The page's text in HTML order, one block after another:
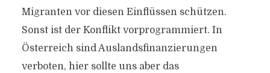
Migranten vor diesen Einflüssen schützen.
Sonst ist der Konflikt vorprogrammiert. In
Österreich sind Auslandsfinanzierungen
verboten, hier sollte uns aber das